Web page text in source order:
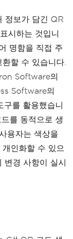
정보가 담긴 QR
시하는 것입니
명함을 직접 주
할 수 있습니다.
Software의
Software의
를 활용했습니
를 동적으로 생
용자는 색상을
인화할 수 있으
경 사항이 실시